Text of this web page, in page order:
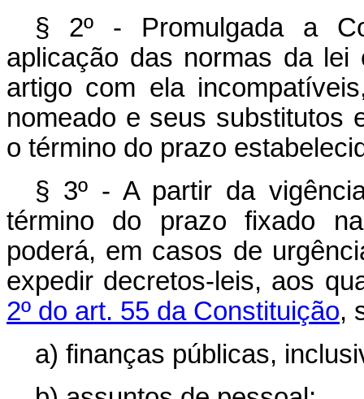
§ 2º - Promulgada a
aplicação das normas da
artigo com ela
nomeado e seus substitutos
o término do prazo
§ 3º - A partir da
término do prazo fixado
poderá, em casos de
expedir decretos-leis, aos
2º do art. 55 da Constituição,
a) finanças públicas,